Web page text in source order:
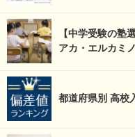
【中学受験の塾
アカ・エルカミ
都道府県別 高校